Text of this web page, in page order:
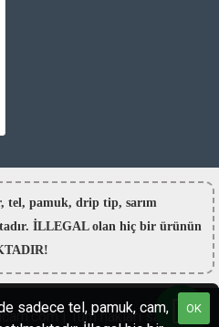
tel, pamuk, drip tip, sarım
İLLEGAL olan hiç bir ürünün
| Tüm hakları saklıdır.OK
sadece tel, pamuk, cam,